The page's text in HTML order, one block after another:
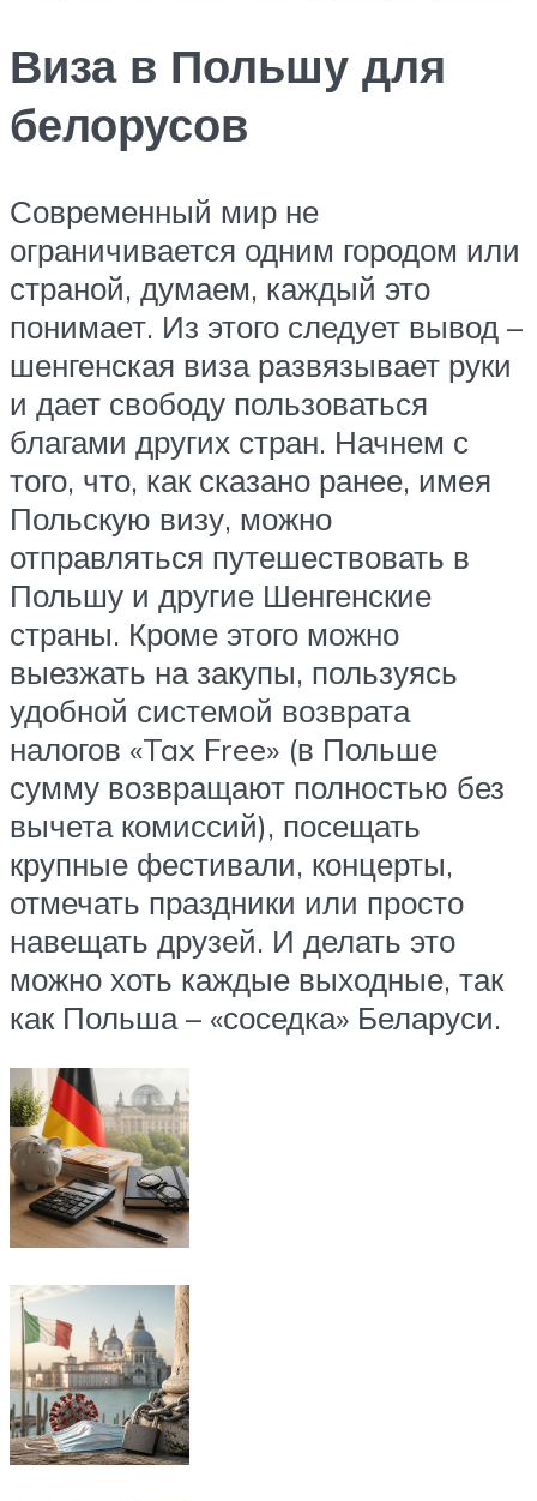
Виза в Польшу для
белорусов
Современный мир не
ограничивается одним городом или
страной, думаем, каждый это
понимает. Из этого следует вывод –
шенгенская виза развязывает руки
и дает свободу пользоваться
благами других стран. Начнем с
того, что, как сказано ранее, имея
Польскую визу, можно
отправляться путешествовать в
Польшу и другие Шенгенские
страны. Кроме этого можно
выезжать на закупы, пользуясь
удобной системой возврата
налогов «Tax Free» (в Польше
сумму возвращают полностью без
вычета комиссий), посещать
крупные фестивали, концерты,
отмечать праздники или просто
навещать друзей. И делать это
можно хоть каждые выходные, так
как Польша – «соседка» Беларуси.